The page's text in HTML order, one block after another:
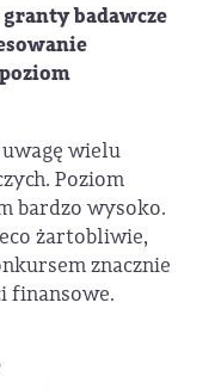
badawcze
wielu
Poziom
bardzo wysoko.
żartobliwie,
znacznie
finansowe.